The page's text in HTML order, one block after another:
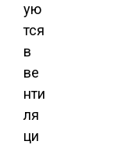
ую
тся
в
ве
нти
ля
ци